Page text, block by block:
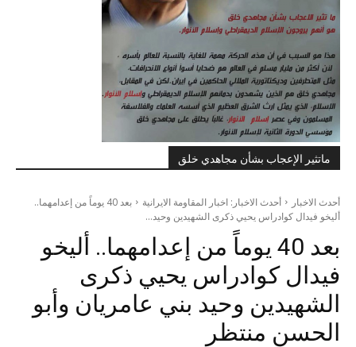
ماتثير الإعجاب بشأن مجاهدي خلق
أحدث الاخبار أحدث الاخبار: اخبار المقاومة الايرانية
بعد 40 يوماً من إعدامهما..
أليخو فيدال كوادراس يحيي ذكرى الشهيدين وحيد...
بعد 40 يوماً من إعدامهما.. أليخو
فيدال كوادراس يحيي ذكرى
الشهيدين وحيد بني عامريان وأبو
الحسن منتظر